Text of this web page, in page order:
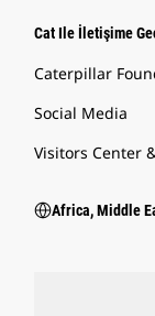
Cat Ile İletişime
Caterpillar
Social Media
Visitors Center
Africa, Middle